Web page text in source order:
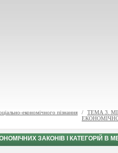
економічного пізнання /
ТЕМА 3.
ЗАКОНІВ І КАТЕГОРІЙ В